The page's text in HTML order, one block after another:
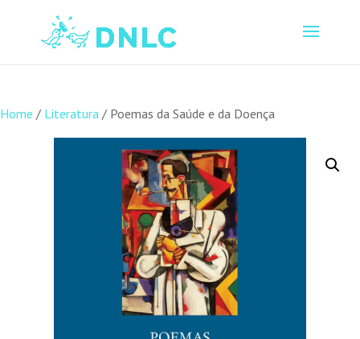
Home / Literatura / Poemas da Saúde e da Doença